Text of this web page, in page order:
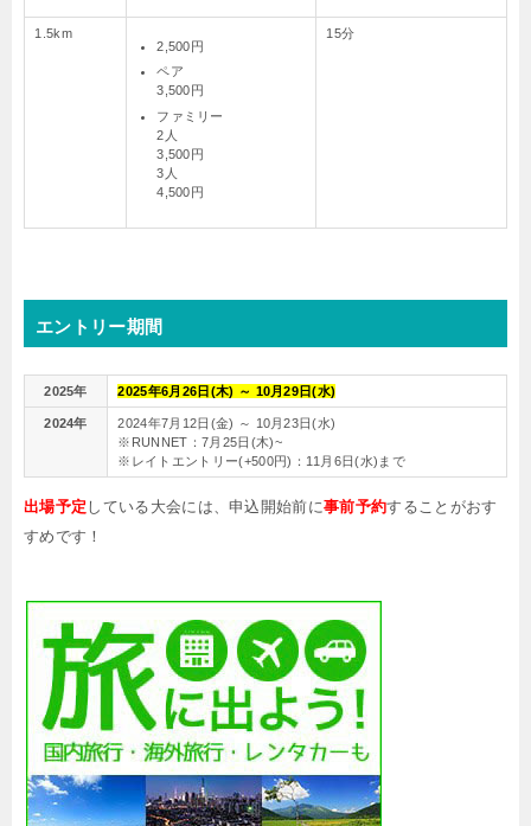
1.5km
2,500円
ペア
3,500円
ファミリー
2人
3,500円
3人
4,500円
15分
エントリー期間
2025年 2025年6月26日(木) ～ 10月29日(水)
2024年
2024年7月12日(金) ～ 10月23日(水)
※RUNNET：7月25日(木)~
※レイトエントリー(+500円)：11月6日(水)まで
出場予定 している大会には、申込開始前に事前予約することがおす
すめです！